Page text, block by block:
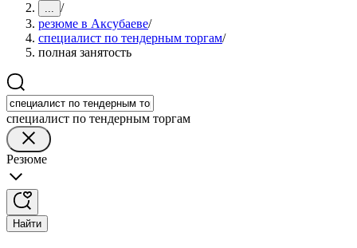
... /
резюме в Аксубаеве/
специалист по тендерным торгам/
полная занятость
специалист по тендерным торгам
Резюме
Найти